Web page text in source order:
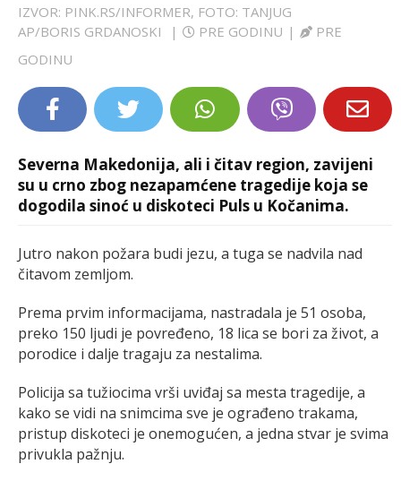
EXTRA
IZVOR: PINK.RS/INFORMER, FOTO: TANJUG
AP/BORIS GRDANOSKI
| PRE GODINU |
PRE
GODINU
Severna Makedonija, ali i čitav region, zavijeni
su u crno zbog nezapamćene tragedije koja se
dogodila sinoć u diskoteci Puls u Kočanima.
Jutro nakon požara budi jezu, a tuga se nadvila nad
čitavom zemljom.
Prema prvim informacijama, nastradala je 51 osoba,
preko 150 ljudi je povređeno, 18 lica se bori za život, a
porodice i dalje tragaju za nestalima.
Policija sa tužiocima vrši uviđaj sa mesta tragedije, a
kako se vidi na snimcima sve je ograđeno trakama,
pristup diskoteci je onemogućen, a jedna stvar je svima
privukla pažnju.